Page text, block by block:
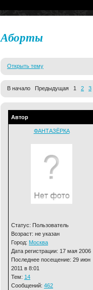
Аборты
Открыть тему
В начало Предыдущая 1 2 3
Автор
ФАНТАЗЁРКА
Статус: Пользователь
Возраст: не указан
Город: Москва
Дата регистрации: 17 мая 2006
Последнее посещение: 29 июн
2011 в 8:01
Тем: 14
Сообщений: 462